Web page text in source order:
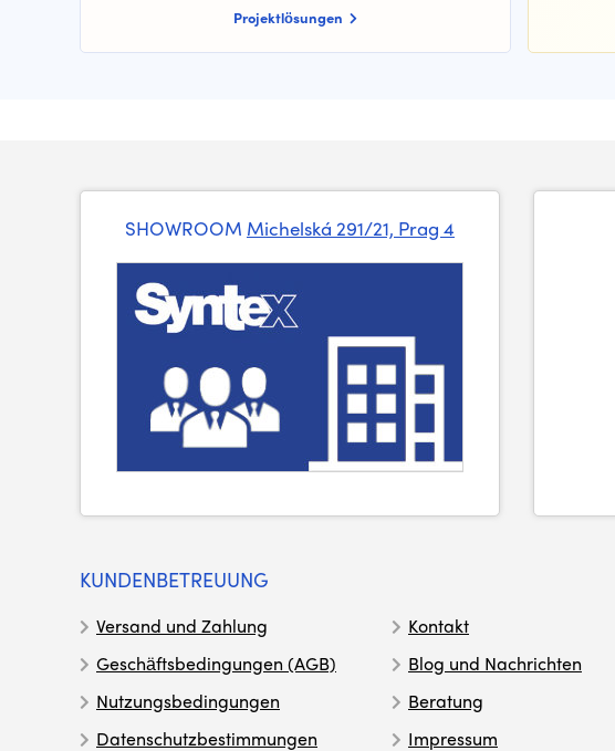
Projektlösungen
SHOWROOM Michelská 291/21, Prag 4
KUNDENBETREUUNG
Versand und Zahlung
Geschäftsbedingungen (AGB)
Nutzungsbedingungen
Datenschutzbestimmungen
Kontakt
Blog und Nachrichten
Beratung
Impressum